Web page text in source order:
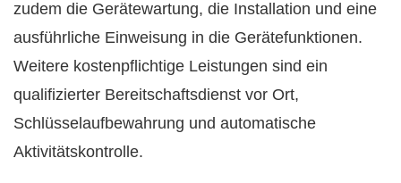
zudem die Gerätewartung, die Installation und eine
ausführliche Einweisung in die Gerätefunktionen.
Weitere kostenpflichtige Leistungen sind ein
qualifizierter Bereitschaftsdienst vor Ort,
Schlüsselaufbewahrung und automatische
Aktivitätskontrolle.